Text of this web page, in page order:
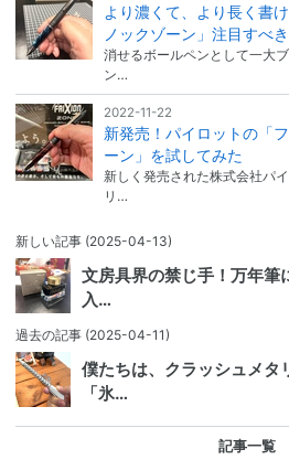
より濃くて、より長く書
ノックゾーン」注目すべ
消せるボールペンとして一大
ン…
2022-11-22
新発売！パイロットの「
ーン」を試してみた
新しく発売された株式会社パ
リ…
新しい記事 (2025-04-13)
文房具界の禁じ手！万年筆
入…
過去の記事 (2025-04-11)
僕たちは、クラッシュメタ
「氷…
記事一覧